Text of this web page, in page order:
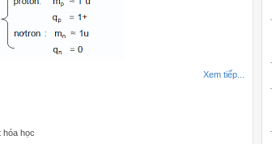
Xem tiếp...
hóa học